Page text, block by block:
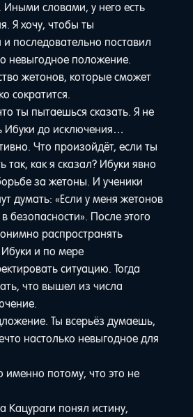
Иными словами, у него есть
Я хочу, чтобы ты
последовательно поставил
невыгодное положение.
жетонов, которые сможет
сократится.
ты пытаешься сказать. Я не
Ибуки до исключения…
Что произойдёт, если ты
так, как я сказал? Ибуки явно
за жетоны. И ученики
думать: «Если у меня жетонов
безопасности». После этого
распространять
и по мере
ситуацию. Тогда
что вышел из числа
Ты всерьёз думаешь,
настолько невыгодное для
потому, что это не
Кацураги понял истину,